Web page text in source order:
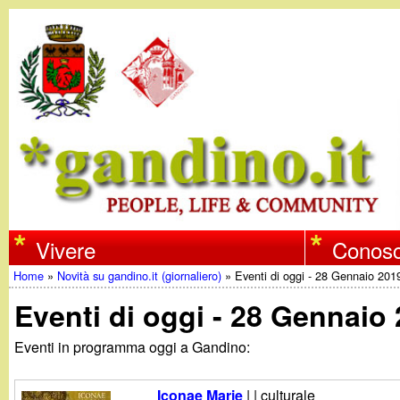
w
w
w
.
Vivere
Tu
sei
Home » Novità su gandino.it (giornaliero) » Eventi di oggi - 28 Gennaio
Eventi di oggi - 28 Gennaio
Eventi in programma oggi a Gandino:
Iconae Marie | | culturale